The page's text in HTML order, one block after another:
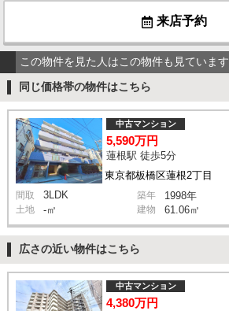
来店予約
この物件を見た人はこの物件も見ています
同じ価格帯の物件はこちら
東京都板橋区蓮根2丁目
中古マンション
5,590万円
蓮根駅 徒歩5分
間取 3LDK 築年 1998年
土地 -㎡ 建物 61.06㎡
広さの近い物件はこちら
中古マンション
4,380万円